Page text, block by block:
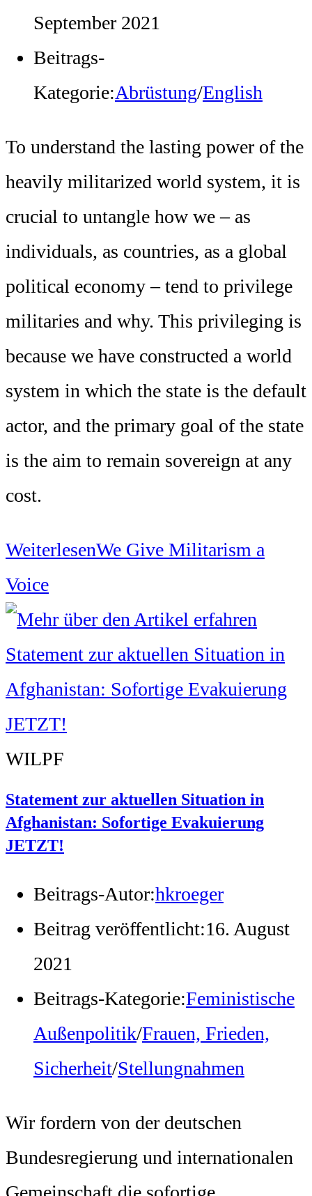
September 2021
Beitrags-
Kategorie:Abrüstung/English
To understand the lasting power of the
heavily militarized world system, it is
crucial to untangle how we – as
individuals, as countries, as a global
political economy – tend to privilege
militaries and why. This privileging is
because we have constructed a world
system in which the state is the default
actor, and the primary goal of the state
is the aim to remain sovereign at any
cost.
WeiterlesenWe Give Militarism a
Voice
WILPF
Statement zur aktuellen Situation in
Afghanistan: Sofortige Evakuierung
JETZT!
Beitrags-Autor:hkroeger
Beitrag veröffentlicht:16. August
2021
Beitrags-Kategorie:Feministische
Außenpolitik/Frauen, Frieden,
Sicherheit/Stellungnahmen
Wir fordern von der deutschen
Bundesregierung und internationalen